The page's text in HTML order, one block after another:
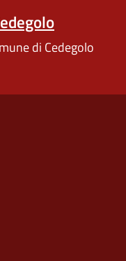
di Cedegolo